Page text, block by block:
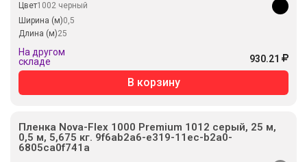
Цвет1002 черный
Ширина (м)0,5
Длина (м)25
На другом
складе
930.21
В корзину
Пленка Nova-Flex 1000 Premium 1012 серый, 25 м,
0,5 м, 5,675 кг. 9f6ab2a6-e319-11ec-b2a0-
6805ca0f741a